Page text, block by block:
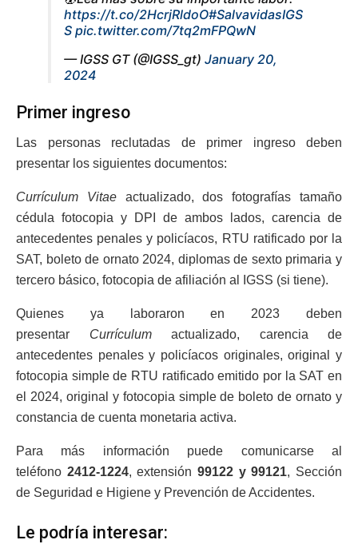
https://t.co/2HcrjRldoO#SalvavidasIGS
S pic.twitter.com/7tq2mFPQwN
— IGSS GT (@IGSS_gt) January 20,
2024
Primer ingreso
Las personas reclutadas de primer ingreso deben
presentar los siguientes documentos:
Currículum Vitaeactualizado, dos fotografías tamaño
cédula fotocopia y DPI de ambos lados, carencia de
antecedentes penales y policíacos, RTU ratificado por la
SAT, boleto de ornato 2024, diplomas de sexto primaria y
tercero básico, fotocopia de afiliación al IGSS (si tiene).
Quienes ya laboraron en 2023 deben
presentar Currículumactualizado, carencia de
antecedentes penales y policíacos originales, original y
fotocopia simple de RTU ratificado emitido por la SAT en
el 2024, original y fotocopia simple de boleto de ornato y
constancia de cuenta monetaria activa.
Para más información puede comunicarse al
teléfono 2412-1224, extensión99122 y 99121, Sección
de Seguridad e Higiene y Prevención de Accidentes.
Le podría interesar: